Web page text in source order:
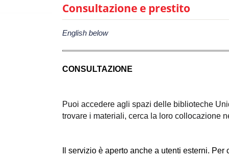
Consultazione e prestito
English below
CONSULTAZIONE
Puoi accedere agli spazi delle biblioteche
trovare i materiali, cerca la loro collocazione
Il servizio è aperto anche a utenti esterni.